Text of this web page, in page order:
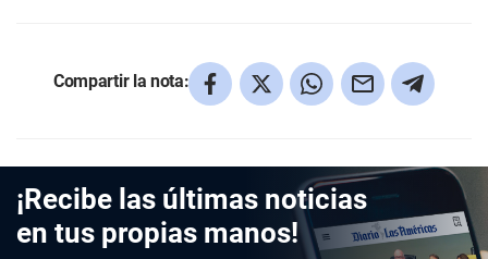
Compartir la nota:
¡Recibe las últimas noticias
en tus propias manos!